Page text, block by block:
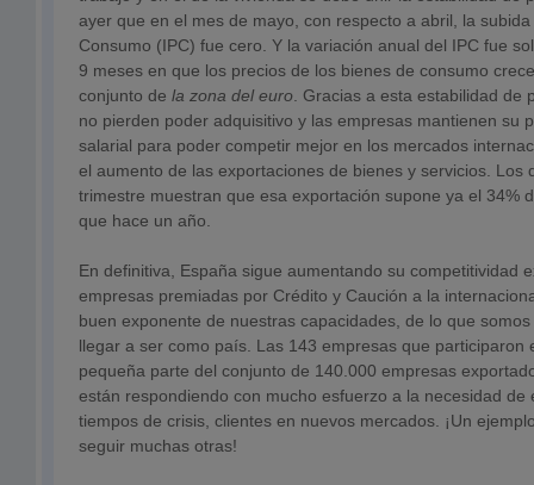
ayer que en el mes de mayo, con respecto a abril, la
Consumo (IPC) fue cero. Y la variación anual del IPC fue
9 meses en que los precios de los bienes de consumo
conjunto de la zona del euro . Gracias a esta estabilidad de
no pierden poder adquisitivo y las empresas mantienen su
salarial para poder competir mejor en los mercados
el aumento de las exportaciones de bienes y servicios. Los
trimestre muestran que esa exportación supone ya el 34%
que hace un año.
En definitiva, España sigue aumentando su competitividad
empresas premiadas por Crédito y Caución a la
buen exponente de nuestras capacidades, de lo que
llegar a ser como país. Las 143 empresas que participaron
pequeña parte del conjunto de 140.000 empresas
están respondiendo con mucho esfuerzo a la necesidad de
tiempos de crisis, clientes en nuevos mercados. ¡Un
seguir muchas otras!